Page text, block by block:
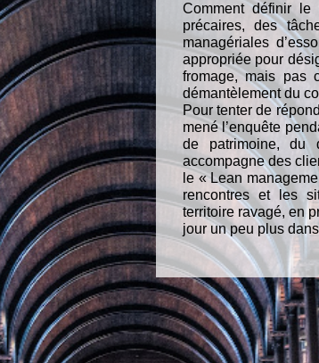
Comment définir
précaires, des
managériales
appropriée pour
fromage, mais pas
démantèlement du
Pour tenter de
mené l’enquête
de patrimoine, du
accompagne des
le « Lean
rencontres et les
territoire ravagé, en
jour un peu plus